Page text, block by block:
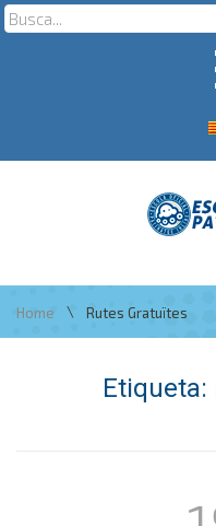
Home \ Rutes Gratuïtes
Etiqueta: